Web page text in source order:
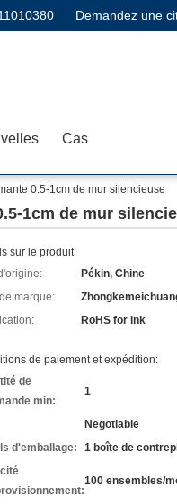
Demandez une
Cas
0.5-1cm de mur silencieuse
1cm de mur
sur le produit:
Pékin, Chine
marque:
RoHS for ink
de paiement et expédition:
de
min:
1
Negotiable
d'emballage:
1 boîte de
100 ensembles/